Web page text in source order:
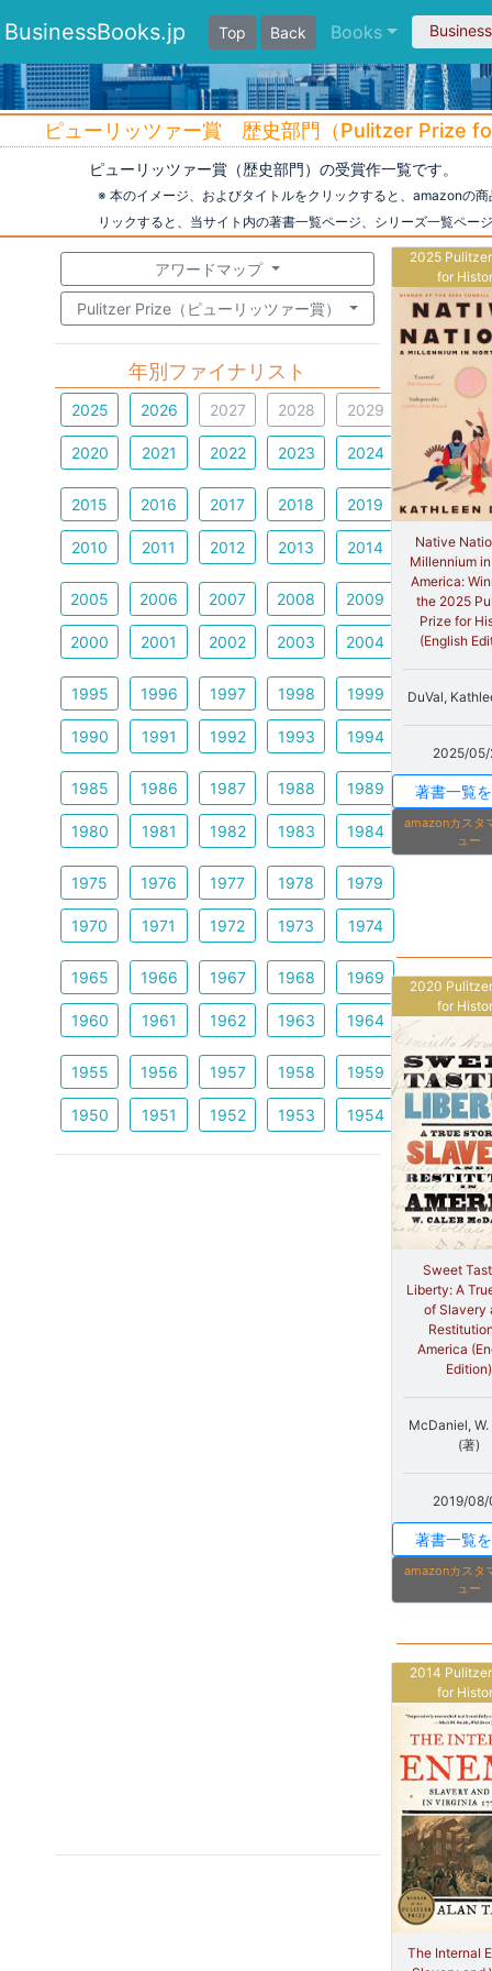
BusinessBooks.jp Top Back Books
ピューリッツァー賞 歴史部門（Pulitzer Prize
ピューリッツァー賞（歴史部門）の受賞作一覧です。
※ 本のイメージ、およびタイトルをクリックすると、amazonの
リックすると、当サイト内の著書一覧ページ、シリーズ一覧ペー
アワードマップ
Pulitzer Prize（ピューリッツァー賞）
年別ファイナリスト
2025 2026 2027 2028 2029
2020 2021 2022 2023 2024
2015 2016 2017 2018 2019
2010 2011 2012 2013 2014
2005 2006 2007 2008 2009
2000 2001 2002 2003 2004
1995 1996 1997 1998 1999
1990 1991 1992 1993 1994
1985 1986 1987 1988 1989
1980 1981 1982 1983 1984
1975 1976 1977 1978 1979
1970 1971 1972 1973 1974
1965 1966 1967 1968 1969
1960 1961 1962 1963 1964
1955 1956 1957 1958 1959
1950 1951 1952 1953 1954
2025
for
Native
Millennium
America:
the 2025
Prize for
(English
DuVal,
2025/05/
著書一覧
amazonカスタ
ュー
2020
for
Sweet
Liberty: A
of Slavery
America
Edition)
McDaniel,
(著)
2019/08/
著書一覧
amazonカスタ
ュー
2014
for
The Internal